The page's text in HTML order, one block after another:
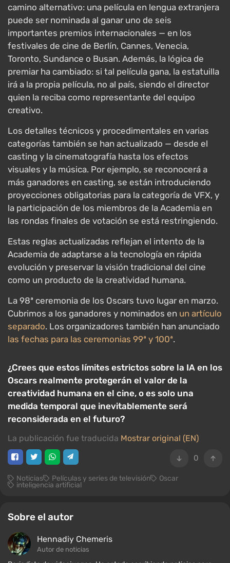
camino alternativo: una película en lengua extranjera
puede ser nominada al ganar uno de seis
importantes premios internacionales — en los
festivales de cine de Berlín, Cannes, Venecia,
Toronto, Sundance o Busan. Además, la lógica de
premiar ha cambiado: si tal película gana, la estatuilla
irá a la propia película, no al país, siendo el director
quien la reciba como representante del equipo
creativo.
Los detalles técnicos y procedimentales en varias
categorías también se han actualizado — desde el
casting y la cinematografía hasta los efectos
visuales y la música. Por ejemplo, se reconocerá a
más ganadores en casting, se están introduciendo
proyecciones obligatorias para la categoría de VFX, y
la participación de los miembros de la Academia en
las rondas finales de votación se está restringiendo.
Estas reglas actualizadas reflejan el intento de la
Academia de adaptarse a la tecnología en rápida
evolución y preservar la visión tradicional del cine
como un producto de la creatividad humana.
La 98ª ceremonia de los Oscars tuvo lugar en marzo.
Cubrimos a los ganadores y nominados en un artículo
separado. Los organizadores también han anunciado
las fechas para las ceremonias 99ª y 100ª.
¿Crees que estos límites estrictos sobre la IA en los
Oscars realmente protegerán el valor de la
creatividad humana en el cine, o es solo una
medida temporal que inevitablemente será
reconsiderada en el futuro?
La publicación fue traducida Mostrar original (EN)
0
Noticias Películas y series de televisión Oscar
inteligencia artificial
Sobre el autor
Hennadiy Chemеris
Autor de noticias